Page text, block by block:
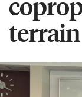
terrain